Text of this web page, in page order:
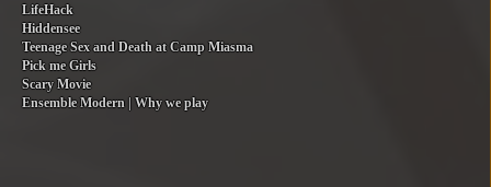
LifeHack
Hiddensee
Teenage Sex and Death at Camp Miasma
Pick me Girls
Scary Movie
Ensemble Modern | Why we play